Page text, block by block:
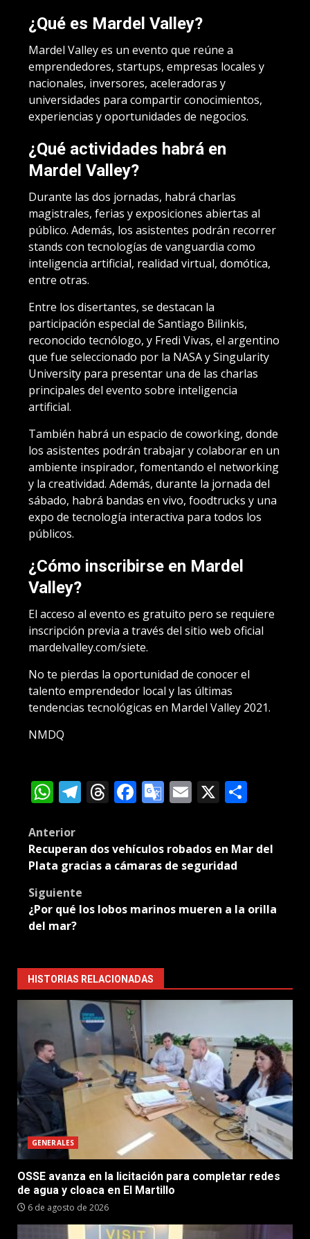
¿Qué es Mardel Valley?
Mardel Valley es un evento que reúne a
emprendedores, startups, empresas locales y
nacionales, inversores, aceleradoras y
universidades para compartir conocimientos,
experiencias y oportunidades de negocios.
¿Qué actividades habrá en
Mardel Valley?
Durante las dos jornadas, habrá charlas
magistrales, ferias y exposiciones abiertas al
público. Además, los asistentes podrán recorrer
stands con tecnologías de vanguardia como
inteligencia artificial, realidad virtual, domótica,
entre otras.
Entre los disertantes, se destacan la
participación especial de Santiago Bilinkis,
reconocido tecnólogo, y Fredi Vivas, el argentino
que fue seleccionado por la NASA y Singularity
University para presentar una de las charlas
principales del evento sobre inteligencia
artificial.
También habrá un espacio de coworking, donde
los asistentes podrán trabajar y colaborar en un
ambiente inspirador, fomentando el networking
y la creatividad. Además, durante la jornada del
sábado, habrá bandas en vivo, foodtrucks y una
expo de tecnología interactiva para todos los
públicos.
¿Cómo inscribirse en Mardel
Valley?
El acceso al evento es gratuito pero se requiere
inscripción previa a través del sitio web oficial
mardelvalley.com/siete.
No te pierdas la oportunidad de conocer el
talento emprendedor local y las últimas
tendencias tecnológicas en Mardel Valley 2021.
NMDQ
WhatsApp
Telegram
Threads
Facebook
Google
Email
X
Post
navigation
Anterior
Recuperan dos vehículos robados en Mar del
Plata gracias a cámaras de seguridad
Siguiente
¿Por qué los lobos marinos mueren a la orilla
del mar?
HISTORIAS RELACIONADAS
GENERALES
OSSE avanza en la licitación para completar redes
de agua y cloaca en El Martillo
6 de agosto de 2026